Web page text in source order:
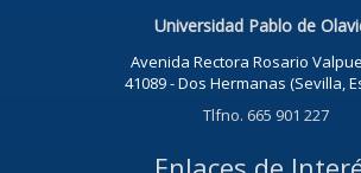
Universidad Pablo de
Avenida Rectora Rosario
41089 - Dos Hermanas (Sevilla,
Tlfno. 665 901 227